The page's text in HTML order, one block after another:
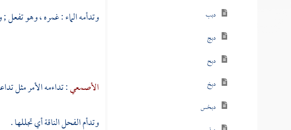
دبب
دبج
دبح
دبخ
دبخس
وتدأمه الماء : غمره ، وهو تفعل
الأصمعي: تداءمه الأمر مثل
وتدأم الفحل الناقة أي تجللها .